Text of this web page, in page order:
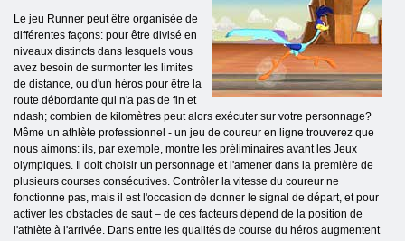
Le jeu Runner peut être organisée de
différentes façons: pour être divisé en
niveaux distincts dans lesquels vous
avez besoin de surmonter les limites
de distance, ou d'un héros pour être la
route débordante qui n'a pas de fin et
ndash; combien de kilomètres peut alors exécuter sur votre personnage?
Même un athlète professionnel - un jeu de coureur en ligne trouverez que
nous aimons: ils, par exemple, montre les préliminaires avant les Jeux
olympiques. Il doit choisir un personnage et l'amener dans la première de
plusieurs courses consécutives. Contrôler la vitesse du coureur ne
fonctionne pas, mais il est l'occasion de donner le signal de départ, et pour
activer les obstacles de saut – de ces facteurs dépend de la position de
l'athlète à l'arrivée. Dans entre les qualités de course du héros augmentent